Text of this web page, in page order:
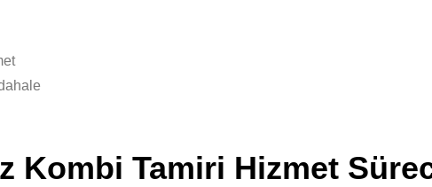
Kombi Tamiri Hizmet